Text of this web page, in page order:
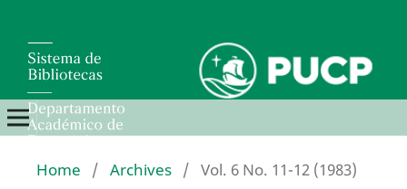
Home / Archives / Vol. 6 No. 11-12 (1983)